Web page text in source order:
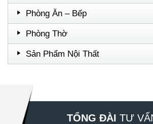
Phòng Ăn – Bếp
Phòng Thờ
Sản Phẩm Nội Thất
TỔNG ĐÀI TƯ